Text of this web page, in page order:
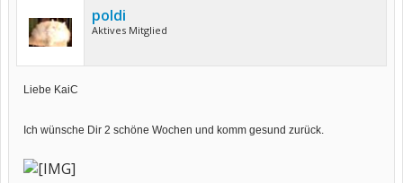
poldi
Aktives Mitglied
Liebe KaiC
Ich wünsche Dir 2 schöne Wochen und komm gesund zurück.